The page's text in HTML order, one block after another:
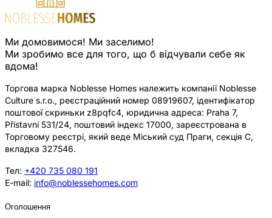
Ми домовимося! Ми заселимо!
Ми зробимо все для того, що б відчували себе як
вдома!
Торгова марка Noblesse Homes належить компанії Noblesse
Culture s.r.o., реєстраційний номер 08919607, ідентифікатор
поштової скриньки z8pqfc4, юридична адреса: Praha 7,
Přístavní 531/24, поштовий індекс 17000, зареєстрована в
Торговому реєстрі, який веде Міський суд Праги, секція C,
вкладка 327546.
Тел: +420 735 080 191
E-mail: info@noblessehomes.com
Оголошення